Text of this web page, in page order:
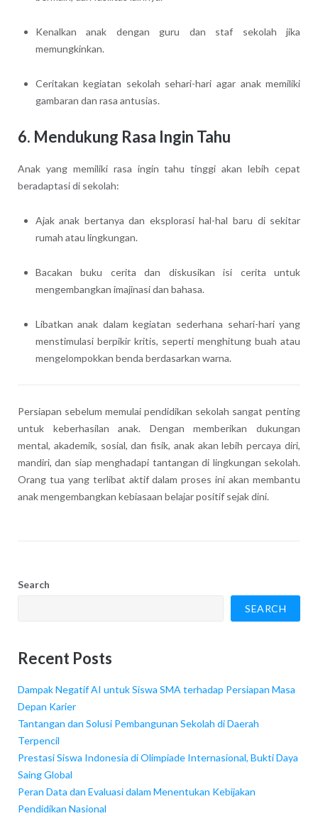
Kenalkan anak dengan guru dan staf sekolah jika
memungkinkan.
Ceritakan kegiatan sekolah sehari-hari agar anak memiliki
gambaran dan rasa antusias.
6. Mendukung Rasa Ingin Tahu
Anak yang memiliki rasa ingin tahu tinggi akan lebih cepat
beradaptasi di sekolah:
Ajak anak bertanya dan eksplorasi hal-hal baru di sekitar
rumah atau lingkungan.
Bacakan buku cerita dan diskusikan isi cerita untuk
mengembangkan imajinasi dan bahasa.
Libatkan anak dalam kegiatan sederhana sehari-hari yang
menstimulasi berpikir kritis, seperti menghitung buah atau
mengelompokkan benda berdasarkan warna.
Persiapan sebelum memulai pendidikan sekolah sangat penting
untuk keberhasilan anak. Dengan memberikan dukungan
mental, akademik, sosial, dan fisik, anak akan lebih percaya diri,
mandiri, dan siap menghadapi tantangan di lingkungan sekolah.
Orang tua yang terlibat aktif dalam proses ini akan membantu
anak mengembangkan kebiasaan belajar positif sejak dini.
Search
SEARCH
Recent Posts
Dampak Negatif AI untuk Siswa SMA terhadap Persiapan Masa
Depan Karier
Tantangan dan Solusi Pembangunan Sekolah di Daerah
Terpencil
Prestasi Siswa Indonesia di Olimpiade Internasional, Bukti Daya
Saing Global
Peran Data dan Evaluasi dalam Menentukan Kebijakan
Pendidikan Nasional